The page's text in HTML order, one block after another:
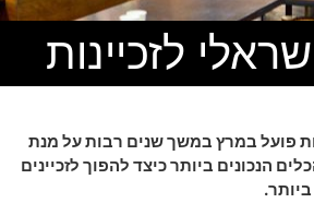
לזכיינות
פועל במרץ במשך שנים רבות על מנת
הנכונים ביותר כיצד להפוך לזכיינים